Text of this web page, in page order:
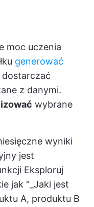
moc uczenia
generować
dostarczać
z danymi.
wybrane
wyniki
jest
Eksploruj
jak "_Jaki jest
A, produktu B